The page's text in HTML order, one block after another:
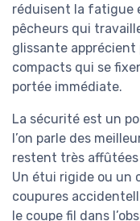
réduisent la fatigue
pêcheurs qui
glissante
compacts qui se
portée immédiate.
La sécurité est un
l’on parle des
restent très
Un étui rigide ou un
coupures
le coupe fil dans